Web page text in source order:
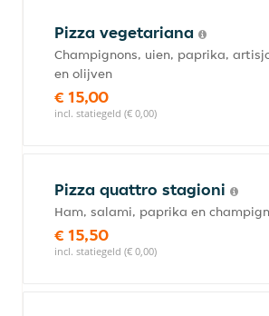
Pizza vegetariana
Champignons, uien, paprika,
en olijven
€ 15,00
incl. statiegeld (€ 0,00)
Pizza quattro stagioni
Ham, salami, paprika en
€ 15,50
incl. statiegeld (€ 0,00)